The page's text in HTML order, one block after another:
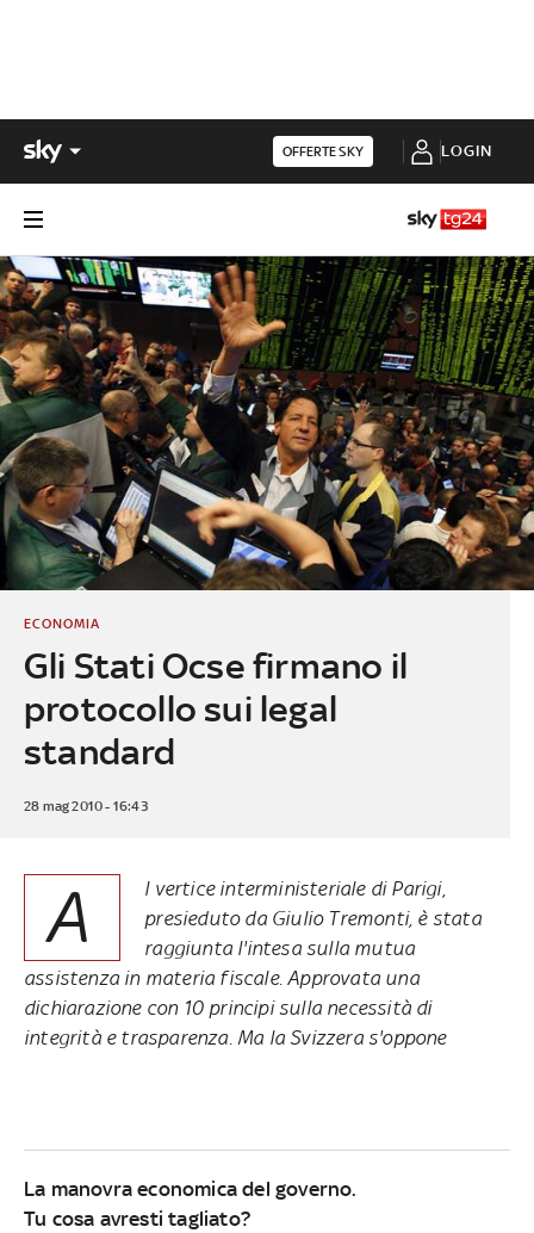
OFFERTE SKY LOGIN
Gli Stati Ocse firmano il
protocollo sui legal
standard
ECONOMIA
28 mag 2010 - 16:43
A
l vertice interministeriale di Parigi,
presieduto da Giulio Tremonti, è stata
raggiunta l'intesa sulla mutua
assistenza in materia fiscale. Approvata una
dichiarazione con 10 principi sulla necessità di
integrità e trasparenza. Ma la Svizzera s'oppone
La manovra economica del governo.
Tu cosa avresti tagliato?